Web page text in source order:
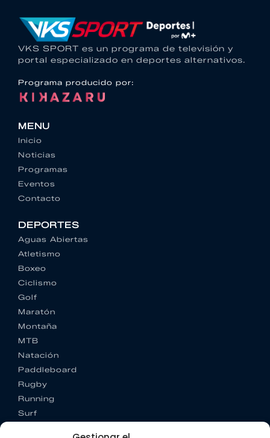
VKS SPORT es un programa de televisión y
portal especializado en deportes alternativos.
Programa producido por:
MENU
Inicio
Noticias
Programas
Eventos
Contacto
DEPORTES
Aguas Abiertas
Atletismo
Boxeo
Ciclismo
Golf
Maratón
Montaña
MTB
Natación
Paddleboard
Rugby
Running
Surf